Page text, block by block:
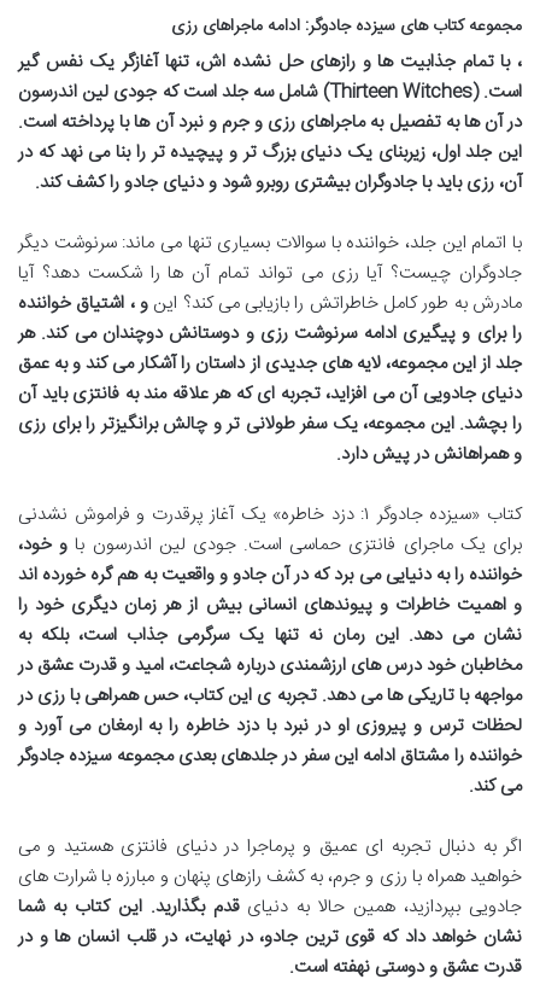
مجموعه کتاب های سیزده جادوگر: ادامه ماجراهای رزی
، با تمام جذابیت ها و رازهای حل نشده اش، تنها آغازگر یکنفس گیر
است.
(Thirteen Witches) شامل سه جلد است که جودی لین اندرسون
در آن ها به تفصیل به ماجراهای رزی و جرم و نبرد آن ها باپرداخته است.
این جلد اول، زیربنای یک دنیای بزرگ تر و پیچیده تر را بنا می نهد که در
آن، رزی باید با جادوگران بیشتری روبرو شود ودنیای جادو را کشف کند.
با اتمام این جلد، خواننده با سوالات بسیاری تنها می ماند: سرنوشت دیگر
جادوگران چیست؟ آیا رزی می تواند تمام آن ها را شکست دهد؟ آیا
مادرش به طور کامل خاطراتش را بازیابی می کند؟ اینو، اشتیاق خواننده
را برای و پیگیری ادامه سرنوشت رزی و دوستانش دوچندان می کند. هر
جلد از این مجموعه، لایه های جدیدی از داستان را آشکار می کند و به عمق
دنیای جادویی آن می افزاید، تجربه ای که هر علاقه مند به فانتزی باید آن
را بچشد. این مجموعه، یک سفر طولانی تر و چالش برانگیزتر را برای رزی
و همراهانش در پیش دارد.
کتاب «سیزده جادوگر ۱: دزد خاطره» یک آغاز پرقدرت و فراموش نشدنی
برای یک ماجرای فانتزی حماسی است. جودی لین اندرسون با وخود،
خواننده را به دنیایی می برد که در آن جادو و واقعیت به هم گره خورده اند
و اهمیت خاطرات و پیوندهای انسانی بیش از هر زمان دیگری خود را
نشان می دهد. این رمان نه تنها یک سرگرمی جذاب است، بلکه به
مخاطبان خود درس های ارزشمندی درباره شجاعت، امید و قدرت عشق در
مواجهه با تاریکی ها می دهد. تجربه ی این کتاب، حس همراهی با رزی در
لحظات ترس و پیروزی او در نبرد با دزد خاطره را به ارمغان می آورد و
خواننده را مشتاق ادامه این سفر در جلدهای بعدی مجموعه سیزده جادوگر
می کند.
اگر به دنبال تجربه ای عمیق و پرماجرا در دنیای فانتزی هستید و می
خواهید همراه با رزی و جرم، به کشف رازهای پنهان و مبارزه با شرارت های
جادویی بپردازید، همین حالا به دنیایقدم بگذارید. این کتاب به شما
نشان خواهد داد که قوی ترین جادو، در نهایت، در قلب انسان ها و در
قدرت عشق و دوستی نهفته است.